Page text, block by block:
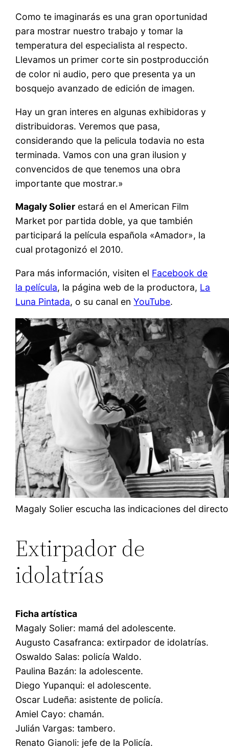
Como te imaginarás es una gran oportunidad
para mostrar nuestro trabajo y tomar la
temperatura del especialista al respecto.
Llevamos un primer corte sin postproducción
de color ni audio, pero que presenta ya un
bosquejo avanzado de edición de imagen.
Hay un gran interes en algunas exhibidoras y
distribuidoras. Veremos que pasa,
considerando que la pelicula todavia no esta
terminada. Vamos con una gran ilusion y
convencidos de que tenemos una obra
importante que mostrar.»
Magaly Solier estará en el American Film
Market por partida doble, ya que también
participará la película española «Amador», la
cual protagonizó el 2010.
Para más información, visiten el Facebook de
la película, la página web de la productora, La
Luna Pintada, o su canal enYouTube.
Magaly Solier escucha las indicaciones del
Extirpador de
idolatrías
Ficha artística
Magaly Solier: mamá del adolescente.
Augusto Casafranca: extirpador de idolatrías.
Oswaldo Salas: policía Waldo.
Paulina Bazán: la adolescente.
Diego Yupanqui: el adolescente.
Oscar Ludeña: asistente de policía.
Amiel Cayo: chamán.
Julián Vargas: tambero.
Renato Gianoli: jefe de la Policía.